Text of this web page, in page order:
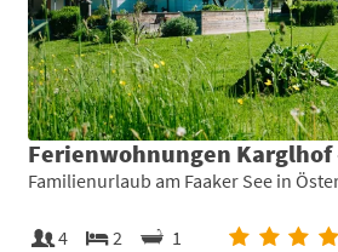
Ferienwohnungen Karglhof
Familienurlaub am Faaker See in
4 2
1